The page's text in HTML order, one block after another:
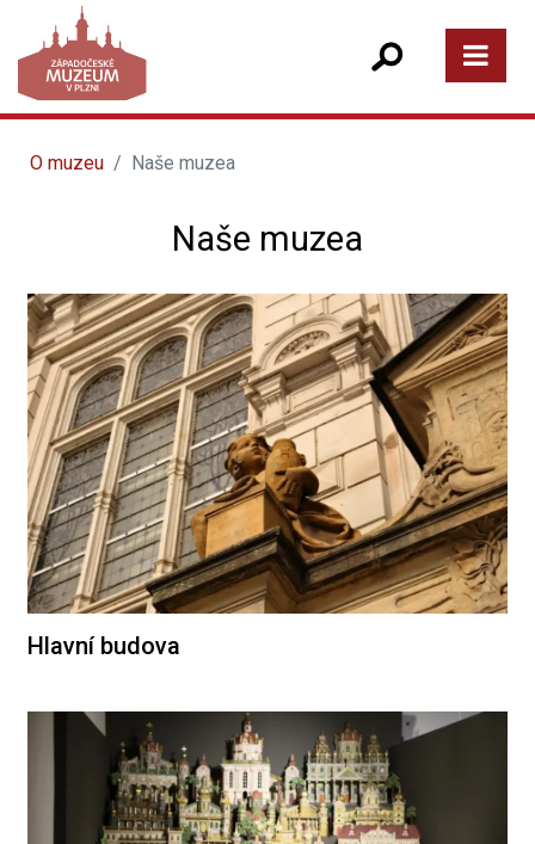
O muzeu Naše muzea
Naše muzea
Hlavní budova